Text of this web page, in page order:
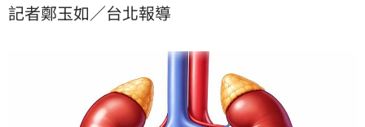
洗腎危機。
記者鄭玉如／台北報導